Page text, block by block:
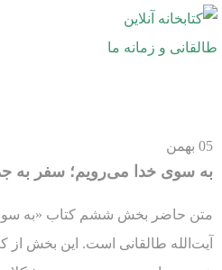
05 بهمن
به سوی خدا می‌رویم؛ سفر به
متن حاضر بخش ششم کتاب «به
آیت‌الله طالقانی است. این بخش از